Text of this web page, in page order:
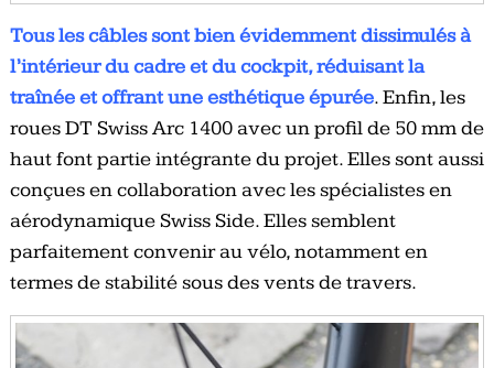
Tous les câbles sont bien évidemment dissimulés à
l’intérieur du cadre et du cockpit, réduisant la
traînée et offrant une esthétique épurée. Enfin, les
roues DT Swiss Arc 1400 avec un profil de 50 mm de
haut font partie intégrante du projet. Elles sont aussi
conçues en collaboration avec les spécialistes en
aérodynamique Swiss Side. Elles semblent
parfaitement convenir au vélo, notamment en
termes de stabilité sous des vents de travers.